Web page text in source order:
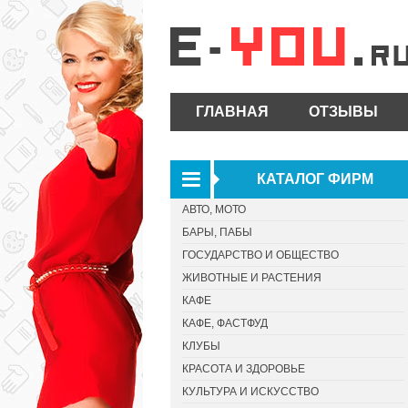
ГЛАВНАЯ ОТЗЫВЫ
КАТАЛОГ ФИРМ
АВТО, МОТО
БАРЫ, ПАБЫ
ГОСУДАРСТВО И ОБЩЕСТВО
ЖИВОТНЫЕ И РАСТЕНИЯ
КАФЕ
КАФЕ, ФАСТФУД
КЛУБЫ
КРАСОТА И ЗДОРОВЬЕ
КУЛЬТУРА И ИСКУССТВО